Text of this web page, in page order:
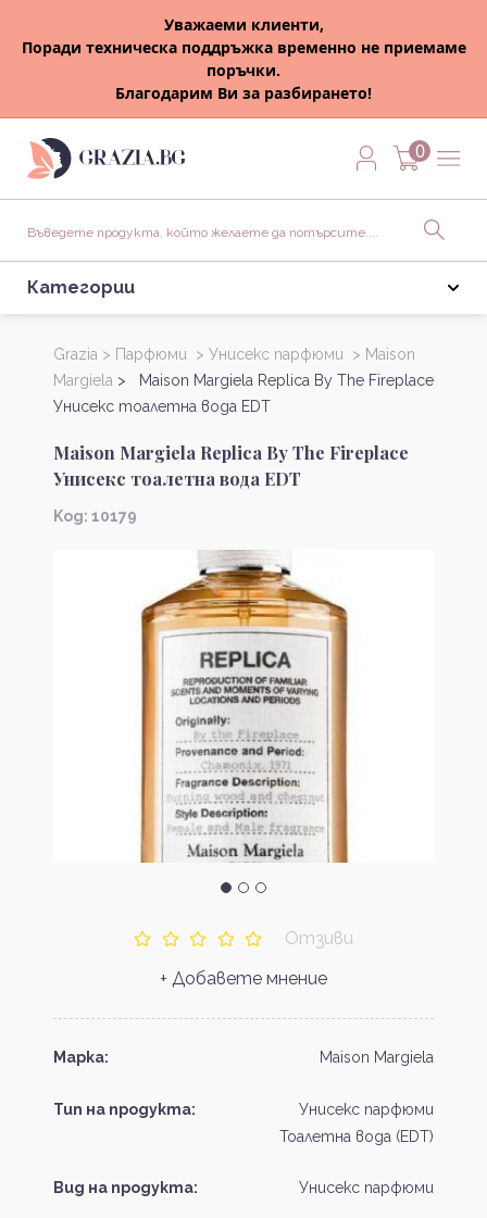
Уважаеми клиенти,
Поради техническа поддръжка временно не приемаме
поръчки.
Благодарим Ви за разбирането!
0
Категории
Grazia > Парфюми > Унисекс парфюми > Maison
Margiela > Maison Margiela Replica By The Fireplace
Унисекс тоалетна вода EDT
Maison Margiela Replica By The Fireplace
Унисекс тоалетна вода EDT
Kод: 10179
Отзиви
+ Добавете мнение
Марка: Maison Margiela
Тип на продукта:
Унисекс парфюми
Тоалетна вода (EDT)
Вид на продукта: Унисекс парфюми